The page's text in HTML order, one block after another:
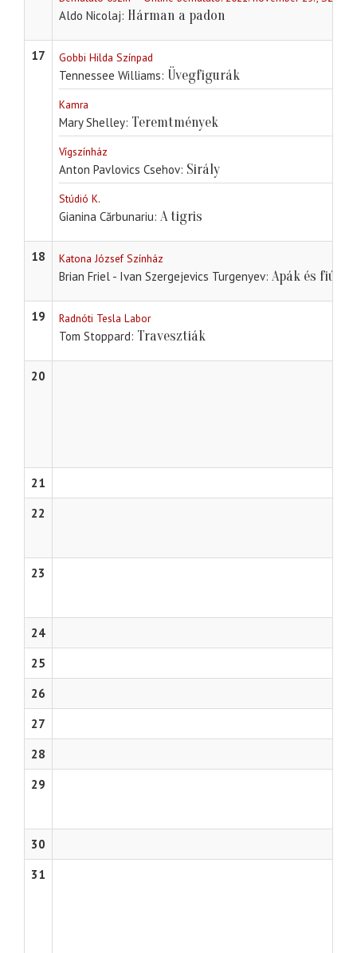
Aldo Nicolaj Hárman a padon
17 Gobbi Hilda Színpad
Tennessee Williams Üvegfigurák
Kamra
Mary Shelley Teremtmények
Vígszínház
Anton Pavlovics Csehov Sirály
Stúdió K.
Gianina Cărbunariu A tigris
18 Katona József Színház
Brian Friel - Ivan Szergejevics Turgenyev Apák és fiúk
19 Radnóti Tesla Labor
Tom Stoppard Travesztiák
20
21
22
23
24
25
26
27
28
29
30
31